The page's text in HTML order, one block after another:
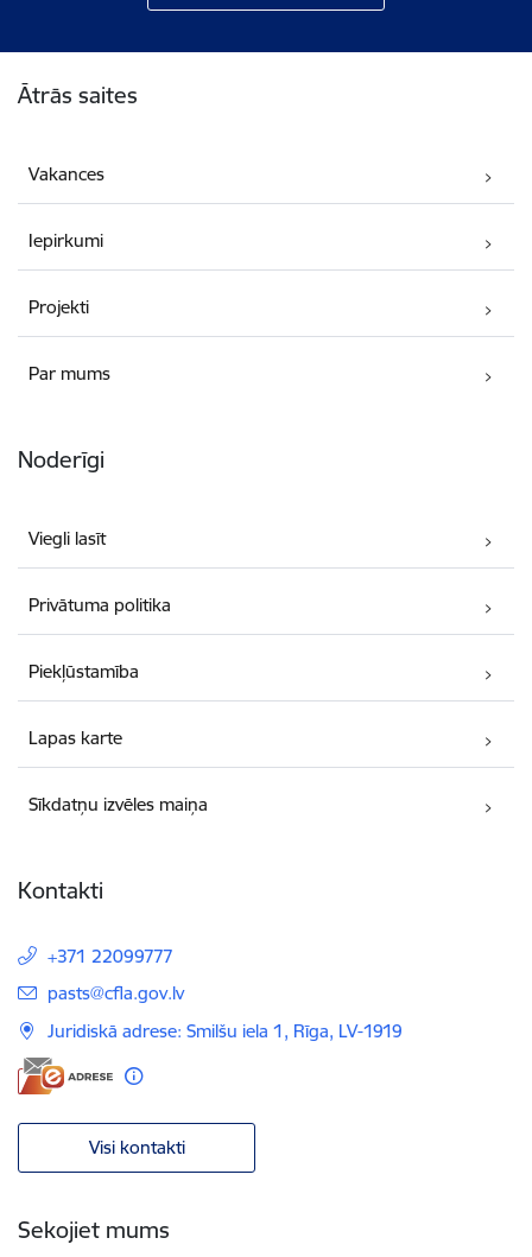
Ātrās saites
Vakances
Iepirkumi
Projekti
Par mums
Noderīgi
Viegli lasīt
Privātuma politika
Piekļūstamība
Lapas karte
Sīkdatņu izvēles maiņa
Kontakti
+371 22099777
E-pasts:
pasts@cfla.gov.lv
Juridiskā adrese: Smilšu iela 1, Rīga, LV-1919
Visi kontakti
Sekojiet mums